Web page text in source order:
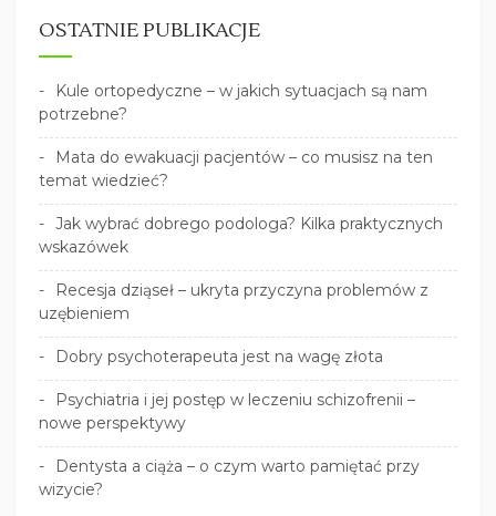
OSTATNIE PUBLIKACJE
Kule ortopedyczne – w jakich sytuacjach są nam
potrzebne?
Mata do ewakuacji pacjentów – co musisz na ten
temat wiedzieć?
Jak wybrać dobrego podologa? Kilka praktycznych
wskazówek
Recesja dziąseł – ukryta przyczyna problemów z
uzębieniem
Dobry psychoterapeuta jest na wagę złota
Psychiatria i jej postęp w leczeniu schizofrenii –
nowe perspektywy
Dentysta a ciąża – o czym warto pamiętać przy
wizycie?